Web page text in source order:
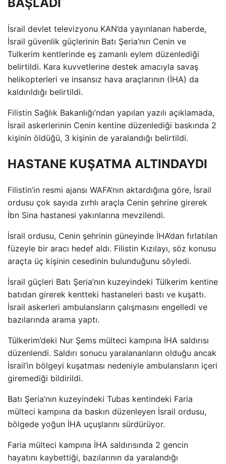
İsrail devlet televizyonu KAN’da yayınlanan haberde,
İsrail güvenlik güçlerinin Batı Şeria’nın Cenin ve
Tulkerim kentlerinde eş zamanlı eylem düzenlediği
belirtildi. Kara kuvvetlerine destek amacıyla savaş
helikopterleri ve insansız hava araçlarının (İHA) da
kaldırıldığı belirtildi.
Filistin Sağlık Bakanlığı’ndan yapılan yazılı açıklamada,
İsrail askerlerinin Cenin kentine düzenlediği baskında 2
kişinin öldüğü, 3 kişinin de yaralandığı belirtildi.
HASTANE KUŞATMA ALTINDAYDI
Filistin’in resmi ajansı WAFA’nın aktardığına göre, İsrail
ordusu çok sayıda zırhlı araçla Cenin şehrine girerek
İbn Sina hastanesi yakınlarına mevzilendi.
İsrail ordusu, Cenin şehrinin güneyinde İHA’dan fırlatılan
füzeyle bir aracı hedef aldı. Filistin Kızılayı, söz konusu
araçta üç kişinin cesedinin bulunduğunu söyledi.
İsrail güçleri Batı Şeria’nın kuzeyindeki Tülkerim kentine
batıdan girerek kentteki hastaneleri bastı ve kuşattı.
İsrail askerleri ambulansların çalışmasını engelledi ve
bazılarında arama yaptı.
Tülkerim’deki Nur Şems mülteci kampına İHA saldırısı
düzenlendi. Saldırı sonucu yaralananların olduğu ancak
İsrail’in bölgeyi kuşatması nedeniyle ambulansların içeri
giremediği bildirildi.
Batı Şeria’nın kuzeyindeki Tubas kentindeki Faria
mülteci kampına da baskın düzenleyen İsrail ordusu,
bölgede yoğun İHA uçuşlarını sürdürüyor.
Faria mülteci kampına İHA saldırısında 2 gencin
hayatını kaybettiği, bazılarının da yaralandığı